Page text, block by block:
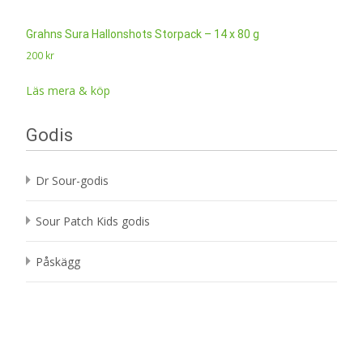
Grahns Sura Hallonshots Storpack – 14 x 80 g
200 kr
Läs mera & köp
Godis
Dr Sour-godis
Sour Patch Kids godis
Påskägg